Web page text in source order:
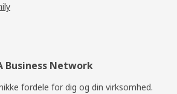
Business Network
fordele for dig og din virksomhed.